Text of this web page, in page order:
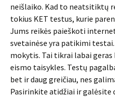
neišlaiko. Kad to neatsitiktų
tokius KET testus, kurie
Jums reikės paieškoti
svetainėse yra patikimi
mokytis. Tai tikrai labai
eismo taisykles. Testų
bet ir daug greičiau, nes
Pasirinkite atidžiai ir